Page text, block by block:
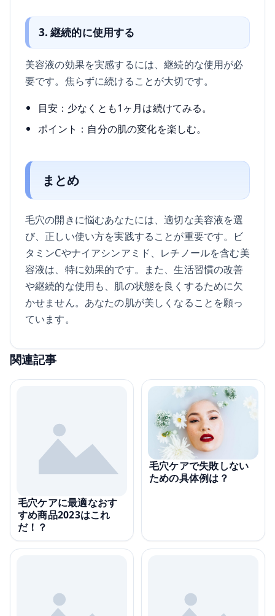
3. 継続的に使用する
美容液の効果を実感するには、継続的な使用が必
要です。焦らずに続けることが大切です。
目安：少なくとも1ヶ月は続けてみる。
ポイント：自分の肌の変化を楽しむ。
まとめ
毛穴の開きに悩むあなたには、適切な美容液を選
び、正しい使い方を実践することが重要です。ビ
タミンCやナイアシンアミド、レチノールを含む美
容液は、特に効果的です。また、生活習慣の改善
や継続的な使用も、肌の状態を良くするために欠
かせません。あなたの肌が美しくなることを願っ
ています。
関連記事
毛穴ケアに最適なおす
すめ商品2023はこれ
だ！？
毛穴ケアで失敗しない
ための具体例は？